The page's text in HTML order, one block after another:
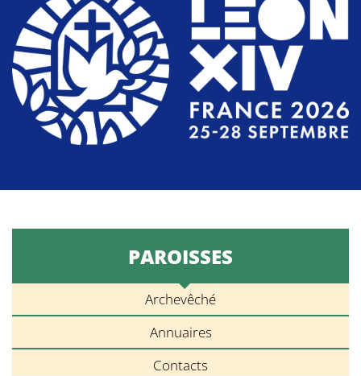
PAROISSES
Archevêché
Annuaires
Contacts